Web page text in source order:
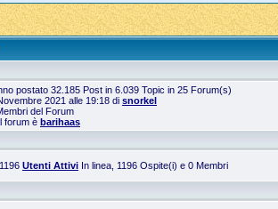
postato 32.185 Post in 6.039 Topic in 25 Forum(s)
2021 alle 19:18 di snorkel
del Forum
forum è barihaas
Utenti Attivi In linea, 1196 Ospite(i) e 0 Membri